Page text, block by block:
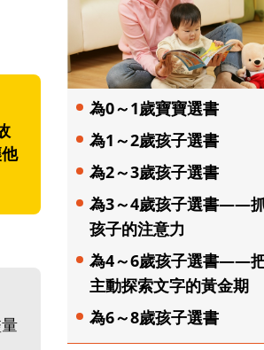
為0～1歲寶寶選書
為1～2歲孩子選書
為2～3歲孩子選書
為3～4歲孩子選書——
孩子的注意力
為4～6歲孩子選書——
主動探索文字的黃金期
為6～8歲孩子選書